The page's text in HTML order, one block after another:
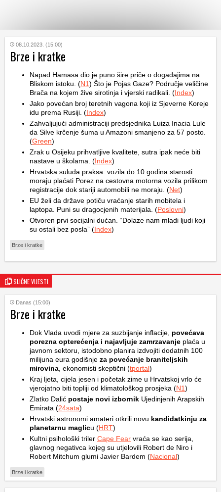
KATEGORIJE
HRVATSKI
WEB
08.10.2023. (15:00)
Brze i kratke
Napad Hamasa dio je puno šire priče o događajima na
Bliskom istoku. (N1) Što je Pojas Gaze? Područje veličine
Brača na kojem žive sirotinja i vjerski radikali. (Index)
Jako povećan broj teretnih vagona koji iz Sjeverne Koreje
idu prema Rusiji. (Index)
Zahvaljujući administraciji predsjednika Luiza Inacia Lule
da Silve krčenje šuma u Amazoni smanjeno za 57 posto.
(Green)
Zrak u Osijeku prihvatljive kvalitete, sutra ipak neće biti
nastave u školama. (Index)
Hrvatska suluda praksa: vozila do 10 godina starosti
moraju plaćati Porez na cestovna motorna vozila prilikom
registracije dok stariji automobili ne moraju. (Net)
EU želi da države potiču vraćanje starih mobitela i
laptopa. Puni su dragocjenih materijala. (Poslovni)
Otvoren prvi socijalni dućan. “Dolaze nam mladi ljudi koji
su ostali bez posla” (Index)
Brze i kratke
SLIČNE VIJESTI
Danas (15:00)
Brze i kratke
Dok Vlada uvodi mjere za suzbijanje inflacije, povećava
porezna opterećenja i najavljuje zamrzavanje plaća u
javnom sektoru, istodobno planira izdvojiti dodatnih 100
milijuna eura godišnje za povećanje braniteljskih
mirovina , ekonomisti skeptični (tportal)
Kraj ljeta, cijela jesen i početak zime u Hrvatskoj vrlo će
vjerojatno biti topliji od klimatološkog prosjeka (N1)
Zlatko Dalić postaje novi izbornik Ujedinjenih Arapskih
Emirata (24sata)
Hrvatski astronomi amateri otkrili novu kandidatkinju za
planetarnu maglicu (HRT)
Kultni psihološki triler Cape Fear vraća se kao serija,
glavnog negativca kojeg su utjelovili Robert de Niro i
Robert Mitchum glumi Javier Bardem (Nacional)
Brze i kratke